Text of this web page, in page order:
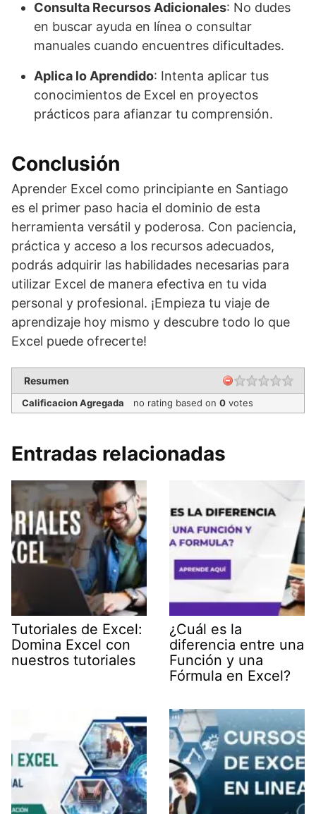
Consulta Recursos Adicionales: No dudes
en buscar ayuda en línea o consultar
manuales cuando encuentres dificultades.
Aplica lo Aprendido: Intenta aplicar tus
conocimientos de Excel en proyectos
prácticos para afianzar tu comprensión.
Conclusión
Aprender Excel como principiante en Santiago
es el primer paso hacia el dominio de esta
herramienta versátil y poderosa. Con paciencia,
práctica y acceso a los recursos adecuados,
podrás adquirir las habilidades necesarias para
utilizar Excel de manera efectiva en tu vida
personal y profesional. ¡Empieza tu viaje de
aprendizaje hoy mismo y descubre todo lo que
Excel puede ofrecerte!
Resumen
Calificacion Agregada no rating based on0 votes
Entradas relacionadas
Tutoriales de Excel:
Domina Excel con
nuestros tutoriales
¿Cuál es la
diferencia entre una
Función y una
Fórmula en Excel?